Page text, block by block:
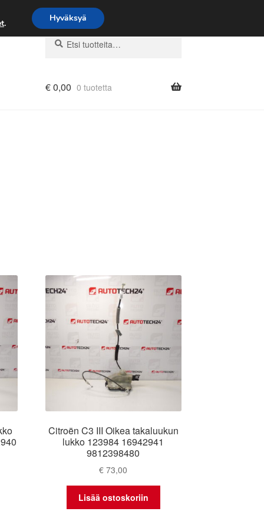
Etsi:
Haku
€0,00 0 tuotetta
Citroën C3 III Oikea takaluukun
lukko 123984 16942941
9812398480
€ 73,00
Lisää ostoskoriin
. Hyväksyä